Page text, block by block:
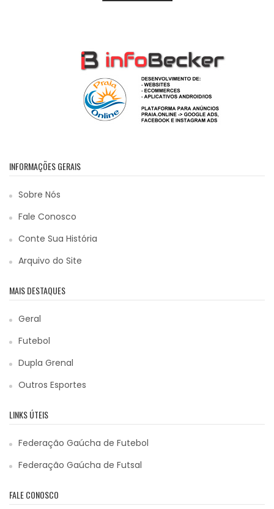
INFORMAÇÕES GERAIS
Sobre Nós
Fale Conosco
Conte Sua História
Arquivo do Site
MAIS DESTAQUES
Geral
Futebol
Dupla Grenal
Outros Esportes
LINKS ÚTEIS
Federação Gaúcha de Futebol
Federação Gaúcha de Futsal
FALE CONOSCO